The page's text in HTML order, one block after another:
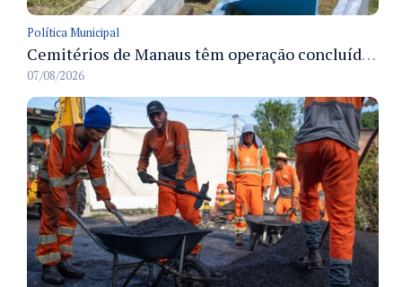
Política Municipal
Cemitérios de Manaus têm operação concluída e estrutura pronta para receber famílias no Dia dos Pais
07/08/2026